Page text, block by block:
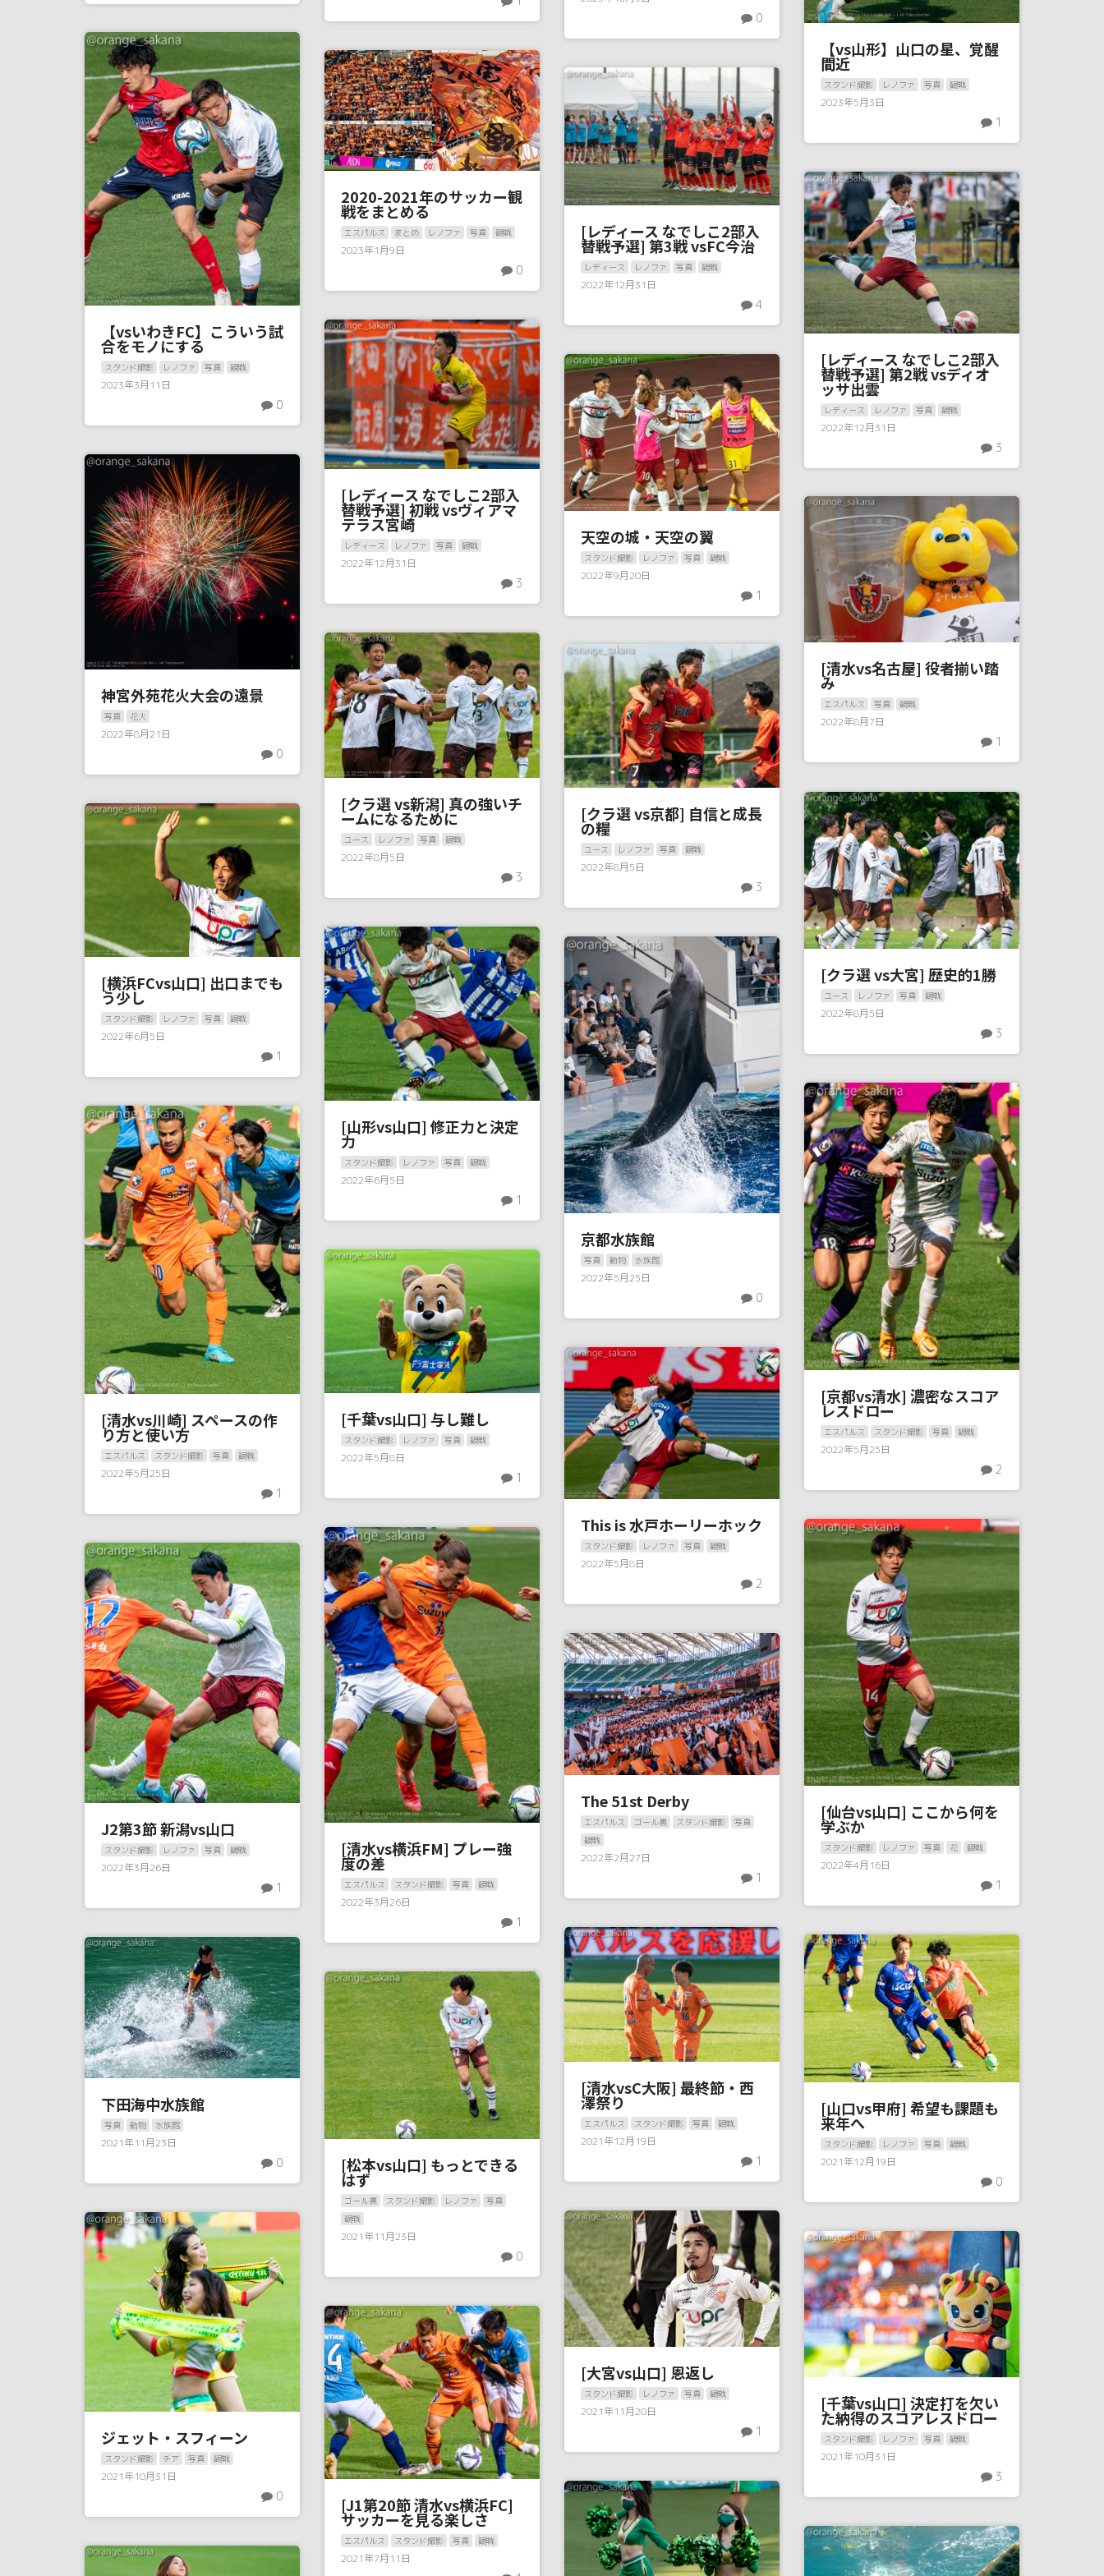
0
【vs山形】山口の星、覚醒
間近
スタンド撮影 レノファ 写真 観戦
2023年5月3日
1
【vsいわきFC】こういう試
合をモノにする
スタンド撮影 レノファ 写真 観戦
2023年3月11日
0
2020-2021年のサッカー観
戦をまとめる
エスパルス まとめ レノファ 写真 観戦
2023年1月9日
0
[レディース なでしこ2部入
替戦予選] 第3戦 vsFC今治
レディース レノファ 写真 観戦
2022年12月31日
4
[レディース なでしこ2部入
替戦予選] 第2戦 vsディオ
ッサ出雲
レディース レノファ 写真 観戦
2022年12月31日
3
[レディース なでしこ2部入
替戦予選] 初戦 vsヴィアマ
テラス宮崎
レディース レノファ 写真 観戦
2022年12月31日
3
天空の城・天空の翼
スタンド撮影 レノファ 写真 観戦
2022年9月20日
1
神宮外苑花火大会の遠景
写真 花火
2022年8月21日
0
[清水vs名古屋] 役者揃い踏
み
エスパルス 写真 観戦
2022年8月7日
1
[クラ選 vs新潟] 真の強いチ
ームになるために
ユース レノファ 写真 観戦
2022年8月5日
3
[クラ選 vs京都] 自信と成長
の糧
ユース レノファ 写真 観戦
2022年8月5日
3
[クラ選 vs大宮] 歴史的1勝
ユース レノファ 写真 観戦
2022年8月5日
3
[横浜FCvs山口] 出口までも
う少し
スタンド撮影 レノファ 写真 観戦
2022年6月5日
1
[山形vs山口] 修正力と決定
力
スタンド撮影 レノファ 写真 観戦
2022年6月5日
1
京都水族館
写真 動物 水族館
2022年5月25日
0
[京都vs清水] 濃密なスコア
レスドロー
エスパルス スタンド撮影 写真 観戦
2022年5月25日
2
[清水vs川崎] スペースの作
り方と使い方
エスパルス スタンド撮影 写真 観戦
2022年5月25日
1
[千葉vs山口] 与し難し
スタンド撮影 レノファ 写真 観戦
2022年5月8日
1
This is 水戸ホーリーホック
スタンド撮影 レノファ 写真 観戦
2022年5月8日
2
[仙台vs山口] ここから何を
学ぶか
スタンド撮影 レノファ 写真 花 観戦
2022年4月16日
1
[清水vs横浜FM] プレー強
度の差
エスパルス スタンド撮影 写真 観戦
2022年3月26日
1
J2第3節 新潟vs山口
スタンド撮影 レノファ 写真 観戦
2022年3月26日
1
The 51st Derby
エスパルス ゴール裏 スタンド撮影
写真
観戦
2022年2月27日
1
[清水vsC大阪] 最終節・西
澤祭り
エスパルス スタンド撮影 写真 観戦
2021年12月19日
1
[山口vs甲府] 希望も課題も
来年へ
スタンド撮影 レノファ 写真 観戦
2021年12月19日
0
下田海中水族館
写真 動物 水族館
2021年11月23日
0 [松本vs山口] もっとできる
はず
ゴール裏 スタンド撮影 レノファ
写真
観戦
2021年11月23日
0
[大宮vs山口] 恩返し
スタンド撮影 レノファ 写真 観戦
2021年11月20日
1
ジェット・スフィーン
スタンド撮影 チア 写真 観戦
2021年10月31日
0
[千葉vs山口] 決定打を欠い
た納得のスコアレスドロー
スタンド撮影 レノファ 写真 観戦
2021年10月31日
3
[J1第20節 清水vs横浜FC]
サッカーを見る楽しさ
エスパルス スタンド撮影 写真 観戦
2021年7月11日